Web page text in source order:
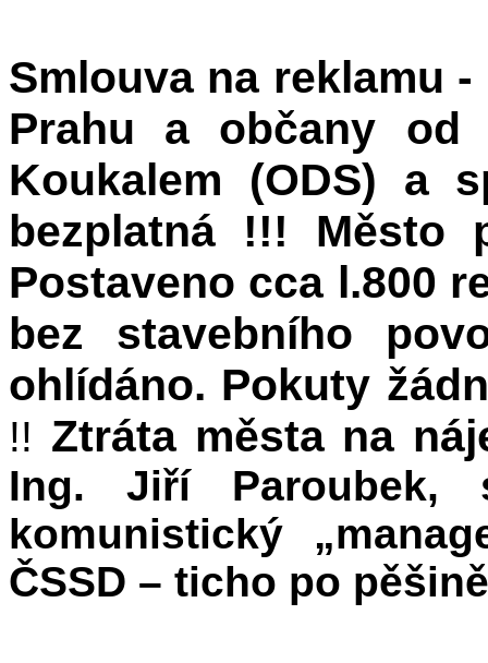
Smlouva na reklamu
Prahu a občany od
Koukalem (ODS) a
bezplatná !!! Město
Postaveno cca l.800
bez stavebního
ohlídáno. Pokuty
!! Ztráta města na
Ing. Jiří Paroubek,
komunistický
ČSSD – ticho po